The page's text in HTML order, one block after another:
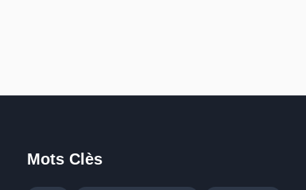
Mots Clès